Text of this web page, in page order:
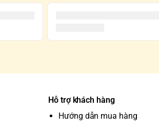
Hỗ trợ khách hàng
Hướng dẫn mua hàng